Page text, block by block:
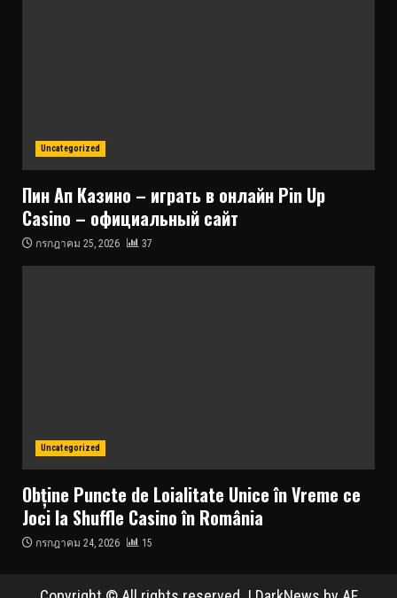
Uncategorized
Пин Ап Казино – играть в онлайн Pin Up
Casino – официальный сайт
กรกฎาคม 25, 2026 37
Uncategorized
Obține Puncte de Loialitate Unice în Vreme ce
Joci la Shuffle Casino în România
กรกฎาคม 24, 2026 15